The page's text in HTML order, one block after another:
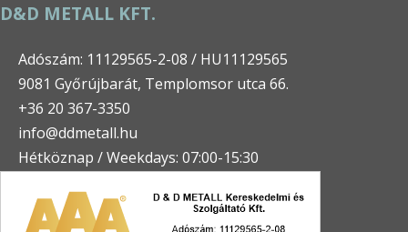
D&D METALL KFT.
Adószám: 11129565-2-08 / HU11129565
9081 Győrújbarát, Templomsor utca 66.
+36 20 367-3350
info@ddmetall.hu
Hétköznap / Weekdays: 07:00-15:30